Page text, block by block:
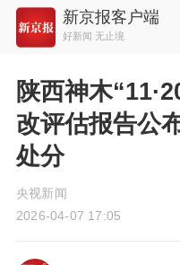
新京报客户端
好新闻 无止境
陕西神木
改评估报告公
处分
央视新闻
2026-04-07 17:05